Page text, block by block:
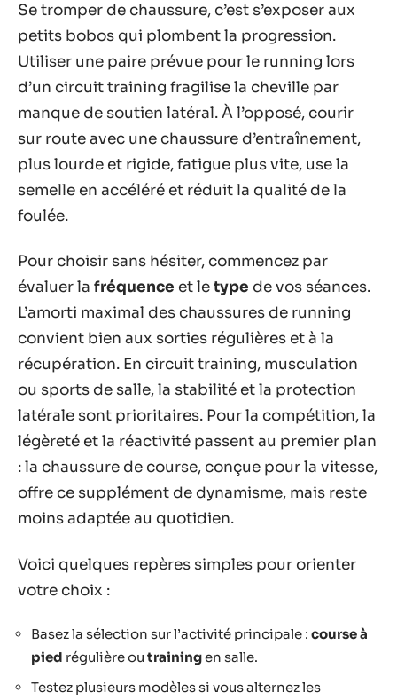
Se tromper de chaussure, c’est s’exposer aux
petits bobos qui plombent la progression.
Utiliser une paire prévue pour le running lors
d’un circuit training fragilise la cheville par
manque de soutien latéral. À l’opposé, courir
sur route avec une chaussure d’entraînement,
plus lourde et rigide, fatigue plus vite, use la
semelle en accéléré et réduit la qualité de la
foulée.
Pour choisir sans hésiter, commencez par
évaluer la fréquence et letype de vos séances.
L’amorti maximal des chaussures de running
convient bien aux sorties régulières et à la
récupération. En circuit training, musculation
ou sports de salle, la stabilité et la protection
latérale sont prioritaires. Pour la compétition, la
légèreté et la réactivité passent au premier plan
: la chaussure de course, conçue pour la vitesse,
offre ce supplément de dynamisme, mais reste
moins adaptée au quotidien.
Voici quelques repères simples pour orienter
votre choix :
Basez la sélection sur l’activité principale : course à
pied régulière ou trainingen salle.
Testez plusieurs modèles si vous alternez les